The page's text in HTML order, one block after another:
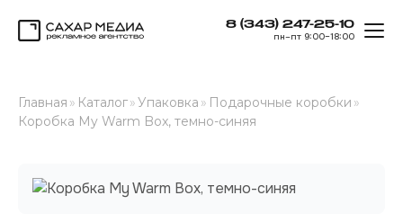
8 (343) 247-25-10
пн–пт 9:00–18:00
Главная » Каталог»Упаковка » Подарочные коробки »
Коробка My Warm Box, темно-синяя